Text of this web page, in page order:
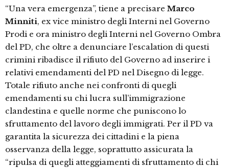
“Una vera emergenza”, tiene a precisare Marco
Minniti, ex vice ministro degli Interni nel Governo
Prodi e ora ministro degli Interni nel Governo Ombra
del PD, che oltre a denunciare l’escalation di questi
crimini ribadisce il rifiuto del Governo ad inserire i
relativi emendamenti del PD nel Disegno di legge.
Totale rifiuto anche nei confronti di quegli
emendamenti su chi lucra sull’immigrazione
clandestina e quelle norme che puniscono lo
sfruttamento del lavoro degli immigrati. Per il PD va
garantita la sicurezza dei cittadini e la piena
osservanza della legge, soprattutto assicurata la
“ripulsa di quegli atteggiamenti di sfruttamento di chi